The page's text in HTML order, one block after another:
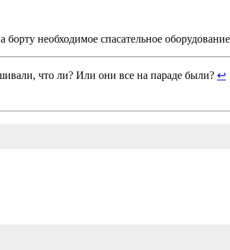
необходимое спасательное
что ли? Или они все на параде были? ↩︎